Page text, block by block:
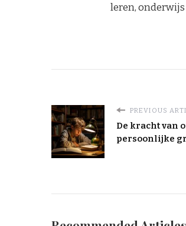
leren,
PREVIOUS
De kracht van
persoonlijke